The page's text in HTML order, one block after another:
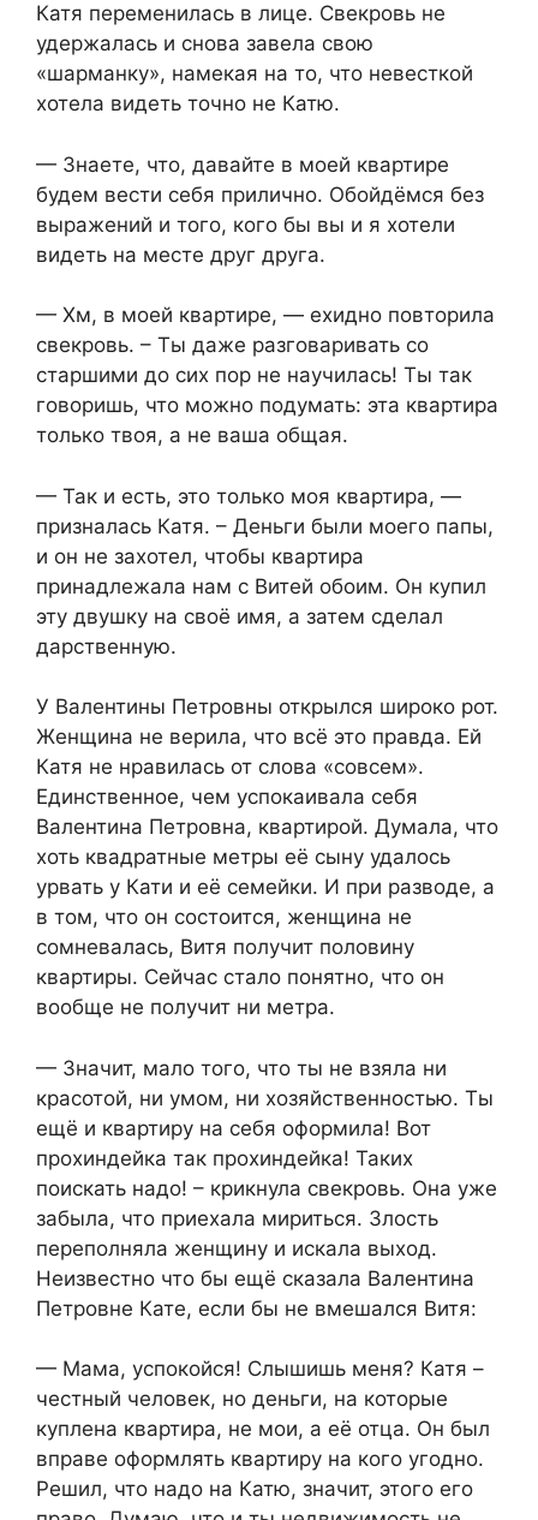
Катя переменилась в лице. Свекровь не
удержалась и снова завела свою
«шарманку», намекая на то, что невесткой
хотела видеть точно не Катю.
— Знаете, что, давайте в моей квартире
будем вести себя прилично. Обойдёмся без
выражений и того, кого бы вы и я хотели
видеть на месте друг друга.
— Хм, в моей квартире, — ехидно повторила
свекровь. – Ты даже разговаривать со
старшими до сих пор не научилась! Ты так
говоришь, что можно подумать: эта квартира
только твоя, а не ваша общая.
— Так и есть, это только моя квартира, —
призналась Катя. – Деньги были моего папы,
и он не захотел, чтобы квартира
принадлежала нам с Витей обоим. Он купил
эту двушку на своё имя, а затем сделал
дарственную.
У Валентины Петровны открылся широко рот.
Женщина не верила, что всё это правда. Ей
Катя не нравилась от слова «совсем».
Единственное, чем успокаивала себя
Валентина Петровна, квартирой. Думала, что
хоть квадратные метры её сыну удалось
урвать у Кати и её семейки. И при разводе, а
в том, что он состоится, женщина не
сомневалась, Витя получит половину
квартиры. Сейчас стало понятно, что он
вообще не получит ни метра.
— Значит, мало того, что ты не взяла ни
красотой, ни умом, ни хозяйственностью. Ты
ещё и квартиру на себя оформила! Вот
прохиндейка так прохиндейка! Таких
поискать надо! – крикнула свекровь. Она уже
забыла, что приехала мириться. Злость
переполняла женщину и искала выход.
Неизвестно что бы ещё сказала Валентина
Петровне Кате, если бы не вмешался Витя:
— Мама, успокойся! Слышишь меня? Катя –
честный человек, но деньги, на которые
куплена квартира, не мои, а её отца. Он был
вправе оформлять квартиру на кого угодно.
Решил, что надо на Катю, значит, этого его